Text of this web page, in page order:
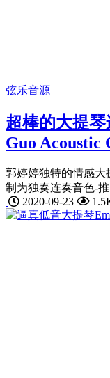
弦乐音源
超棒的大提琴
Guo Acoustic
郭婷婷独特的情感大
制为独奏连奏音色-推
2020-09-23